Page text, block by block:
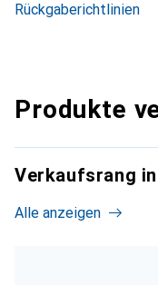
Rückgaberichtlinien
Produkte
Verkaufsrang
Alle anzeigen